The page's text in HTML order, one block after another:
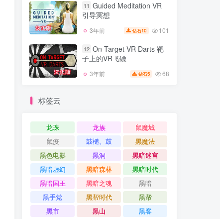
11 Guided Meditation VR
引导冥想
3年前 钻石10 101
12 On Target VR Darts 靶
子上的VR飞镖
3年前 钻石5 68
标签云
龙珠 龙族
鼠魔城
鼠疫
鼓槌、鼓
黑魔法
黑色电影
黑洞
黑暗迷宫
黑暗虚幻
黑暗森林
黑暗时代
黑暗国王
黑暗之魂
黑暗
黑手党
黑帮时代
黑帮
黑市
黑山
黑客